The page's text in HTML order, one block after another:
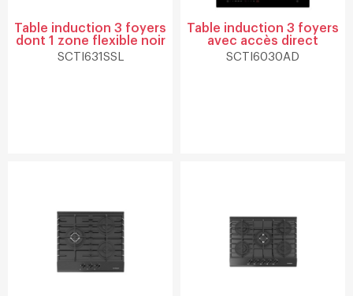
Table induction 3 foyers
dont 1 zone flexible noir
SCTI631SSL
Table induction 3 foyers
avec accès direct
SCTI6030AD